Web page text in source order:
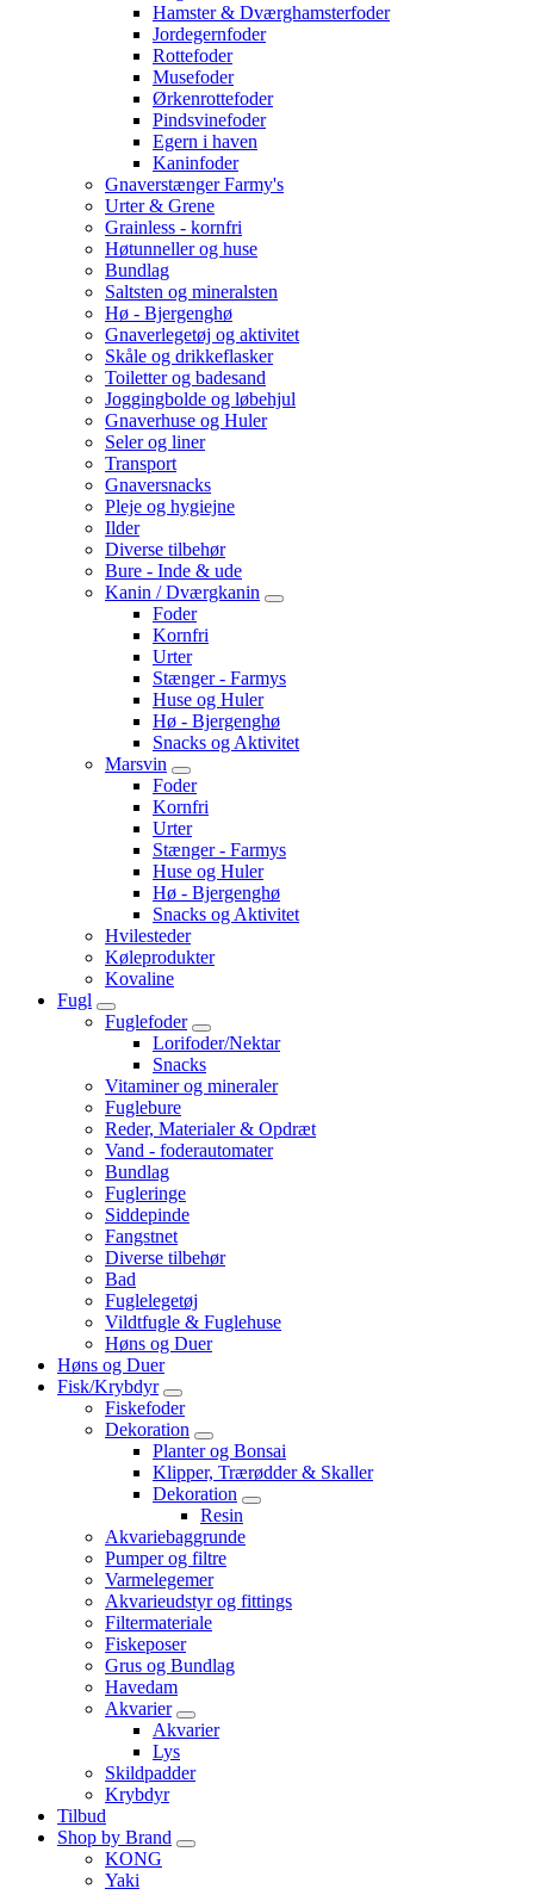
Hamster & Dværghamsterfoder
Jordegernfoder
Rottefoder
Musefoder
Ørkenrottefoder
Pindsvinefoder
Egern i haven
Kaninfoder
Gnaverstænger Farmy's
Urter & Grene
Grainless - kornfri
Høtunneller og huse
Bundlag
Saltsten og mineralsten
Hø - Bjergenghø
Gnaverlegetøj og aktivitet
Skåle og drikkeflasker
Toiletter og badesand
Joggingbolde og løbehjul
Gnaverhuse og Huler
Seler og liner
Transport
Gnaversnacks
Pleje og hygiejne
Ilder
Diverse tilbehør
Bure - Inde & ude
Kanin / Dværgkanin
Foder
Kornfri
Urter
Stænger - Farmys
Huse og Huler
Hø - Bjergenghø
Snacks og Aktivitet
Marsvin
Foder
Kornfri
Urter
Stænger - Farmys
Huse og Huler
Hø - Bjergenghø
Snacks og Aktivitet
Hvilesteder
Køleprodukter
Kovaline
Fugl
Fuglefoder
Lorifoder/Nektar
Snacks
Vitaminer og mineraler
Fuglebure
Reder, Materialer & Opdræt
Vand - foderautomater
Bundlag
Fugleringe
Siddepinde
Fangstnet
Diverse tilbehør
Bad
Fuglelegetøj
Vildtfugle & Fuglehuse
Høns og Duer
Høns og Duer
Fisk/Krybdyr
Fiskefoder
Dekoration
Planter og Bonsai
Klipper, Trærødder & Skaller
Dekoration
Resin
Akvariebaggrunde
Pumper og filtre
Varmelegemer
Akvarieudstyr og fittings
Filtermateriale
Fiskeposer
Grus og Bundlag
Havedam
Akvarier
Akvarier
Lys
Skildpadder
Krybdyr
Tilbud
Shop by Brand
KONG
Yaki